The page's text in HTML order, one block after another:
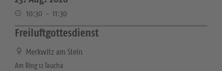
10:30 - 11:30
Freiluftgottesdienst
Merkwitz am Stein
Am Ring 12 Taucha